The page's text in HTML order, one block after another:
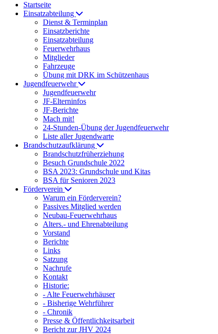
Startseite
Einsatzabteilung
Dienst & Terminplan
Einsatzberichte
Einsatzabteilung
Feuerwehrhaus
Mitglieder
Fahrzeuge
Übung mit DRK im Schützenhaus
Jugendfeuerwehr
Jugendfeuerwehr
JF-Elterninfos
JF-Berichte
Mach mit!
24-Stunden-Übung der Jugendfeuerwehr
Liste aller Jugendwarte
Brandschutzaufklärung
Brandschutzfrüherziehung
Besuch Grundschule 2022
BSA 2023: Grundschule und Kitas
BSA für Senioren 2023
Förderverein
Warum ein Förderverein?
Passives Mitglied werden
Neubau-Feuerwehrhaus
Alters.- und Ehrenabteilung
Vorstand
Berichte
Links
Satzung
Nachrufe
Kontakt
Historie:
- Alte Feuerwehrhäuser
- Bisherige Wehrführer
- Chronik
Presse & Öffentlichkeitsarbeit
Bericht zur JHV 2024